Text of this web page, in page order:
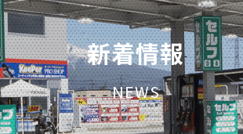
新着情報
NEWS